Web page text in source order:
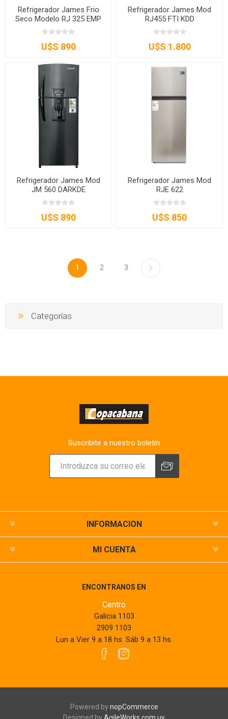
Refrigerador James Frio
Seco Modelo RJ 325 EMP
U$S 890
Refrigerador James Mod
RJ455 FTI KDD
U$S 1.800
Refrigerador James Mod
JM 560 DARKDE
U$S 890
Refrigerador James Mod
RJE 622
U$S 850
1 2 3
Categorías
Suscribite a nuestro boletín
INFORMACION
MI CUENTA
ENCONTRANOS EN
Centro
Galicia 1103
2909 1103
Lun a Vier 9 a 18 hs. Sáb 9 a 13 hs.
Powered bynopCommerce
Designed by AgileWorks.com.uy